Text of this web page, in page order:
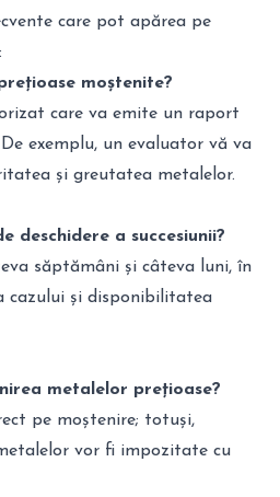
care pot apărea pe
moștenite?
care va emite un raport
exemplu, un evaluator vă va
și greutatea metalelor.
deschidere a succesiunii?
săptămâni și câteva luni, în
cazului și disponibilitatea
metalelor prețioase?
pe moștenire; totuși,
vor fi impozitate cu